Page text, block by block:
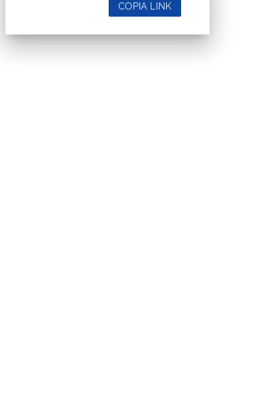
COPIA LINK